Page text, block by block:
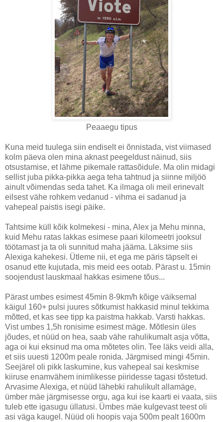
Peaaegu tipus
Kuna meid tuulega siin endiselt ei õnnistada, vist viimased
kolm päeva olen mina aknast peegeldust näinud, siis
otsustamise, et lähme pikemale rattasõidule. Ma olin midagi
sellist juba pikka-pikka aega teha tahtnud ja siinne miljöö
ainult võimendas seda tahet. Ka ilmaga oli meil erinevalt
eilsest vähe rohkem vedanud - vihma ei sadanud ja
vahepeal paistis isegi päike.
Tahtsime küll kõik kolmekesi - mina, Alex ja Mehu minna,
kuid Mehu ratas lakkas esimese paari kilomeetri jooksul
töötamast ja ta oli sunnitud maha jääma. Läksime siis
Alexiga kahekesi. Ütleme nii, et ega me päris täpselt ei
osanud ette kujutada, mis meid ees ootab. Pärast u. 15min
soojendust lauskmaal hakkas esimene tõus...
Pärast umbes esimest 45min 8-9km/h kõige väiksemal
käigul 160+ pulsi juures sõtkumist hakkasid minul tekkima
mõtted, et kas see tipp ka paistma hakkab. Varsti hakkas.
Vist umbes 1,5h ronisime esimest mäge. Mõtlesin üles
jõudes, et nüüd on hea, saab vähe rahulikumalt asja võtta,
aga oi kui eksinud ma oma mõtetes olin. Tee läks veidi alla,
et siis uuesti 1200m peale ronida. Järgmised mingi 45min.
Seejärel oli pikk laskumine, kus vahepeal sai keskmise
kiiruse enamvähem inimlikesse piiridesse tagasi tõstetud.
Arvasime Alexiga, et nüüd lähebki rahulikult allamäge,
ümber mäe järgmisesse orgu, aga kui ise kaarti ei vaata, siis
tuleb ette igasugu üllatusi. Ümbes mäe kulgevast teest oli
asi väga kaugel. Nüüd oli hoopis vaja 500m pealt 1600m